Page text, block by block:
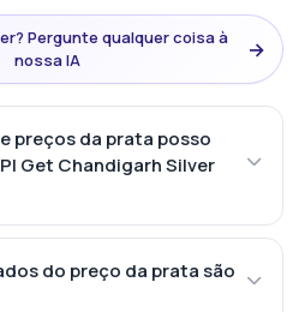
Pergunte qualquer coisa à
nossa IA
→
preços da prata posso
Get Chandigarh Silver
do preço da prata são